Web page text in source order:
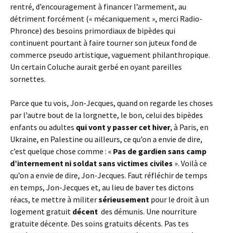
rentré, d’encouragement à financer l’armement, au
détriment forcément (« mécaniquement », merci Radio-
Phronce) des besoins primordiaux de bipèdes qui
continuent pourtant à faire tourner son juteux fond de
commerce pseudo artistique, vaguement philanthropique.
Un certain Coluche aurait gerbé en oyant pareilles
sornettes.
Parce que tu vois, Jon-Jecques, quand on regarde les choses
par l’autre bout de la lorgnette, le bon, celui des bipèdes
enfants ou adultes qui vont y passer cet hiver, à Paris, en
Ukraine, en Palestine ou ailleurs, ce qu’on a envie de dire,
c’est quelque chose comme : « Pas de gardien sans camp
d’internement ni soldat sans victimes civiles ». Voilà ce
qu’on a envie de dire, Jon-Jecques. Faut réfléchir de temps
en temps, Jon-Jecques et, au lieu de baver tes dictons
réacs, te mettre à militersérieusement pour le droit à un
logement gratuit décent des démunis. Une nourriture
gratuite décente. Des soins gratuits décents. Pas tes